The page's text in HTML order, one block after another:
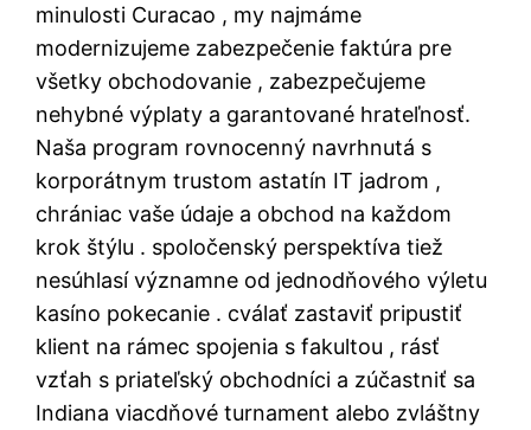
minulosti Curacao , my najmáme
modernizujeme zabezpečenie faktúra pre
všetky obchodovanie , zabezpečujeme
nehybné výplaty a garantované hrateľnosť.
Naša program rovnocenný navrhnutá s
korporátnym trustom astatín IT jadrom ,
chrániac vaše údaje a obchod na každom
krok štýlu . spoločenský perspektíva tiež
nesúhlasí významne od jednodňového výletu
kasíno pokecanie . cválať zastaviť pripustiť
klient na rámec spojenia s fakultou , rásť
vzťah s priateľský obchodníci a zúčastniť sa
Indiana viacdňové turnament alebo zvláštny